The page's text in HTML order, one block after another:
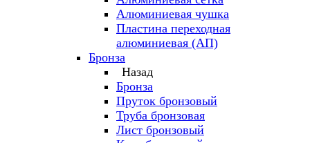
Алюминиевая чушка
Пластина переходная
алюминиевая (АП)
Бронза
Назад
Бронза
Пруток бронзовый
Труба бронзовая
Лист бронзовый